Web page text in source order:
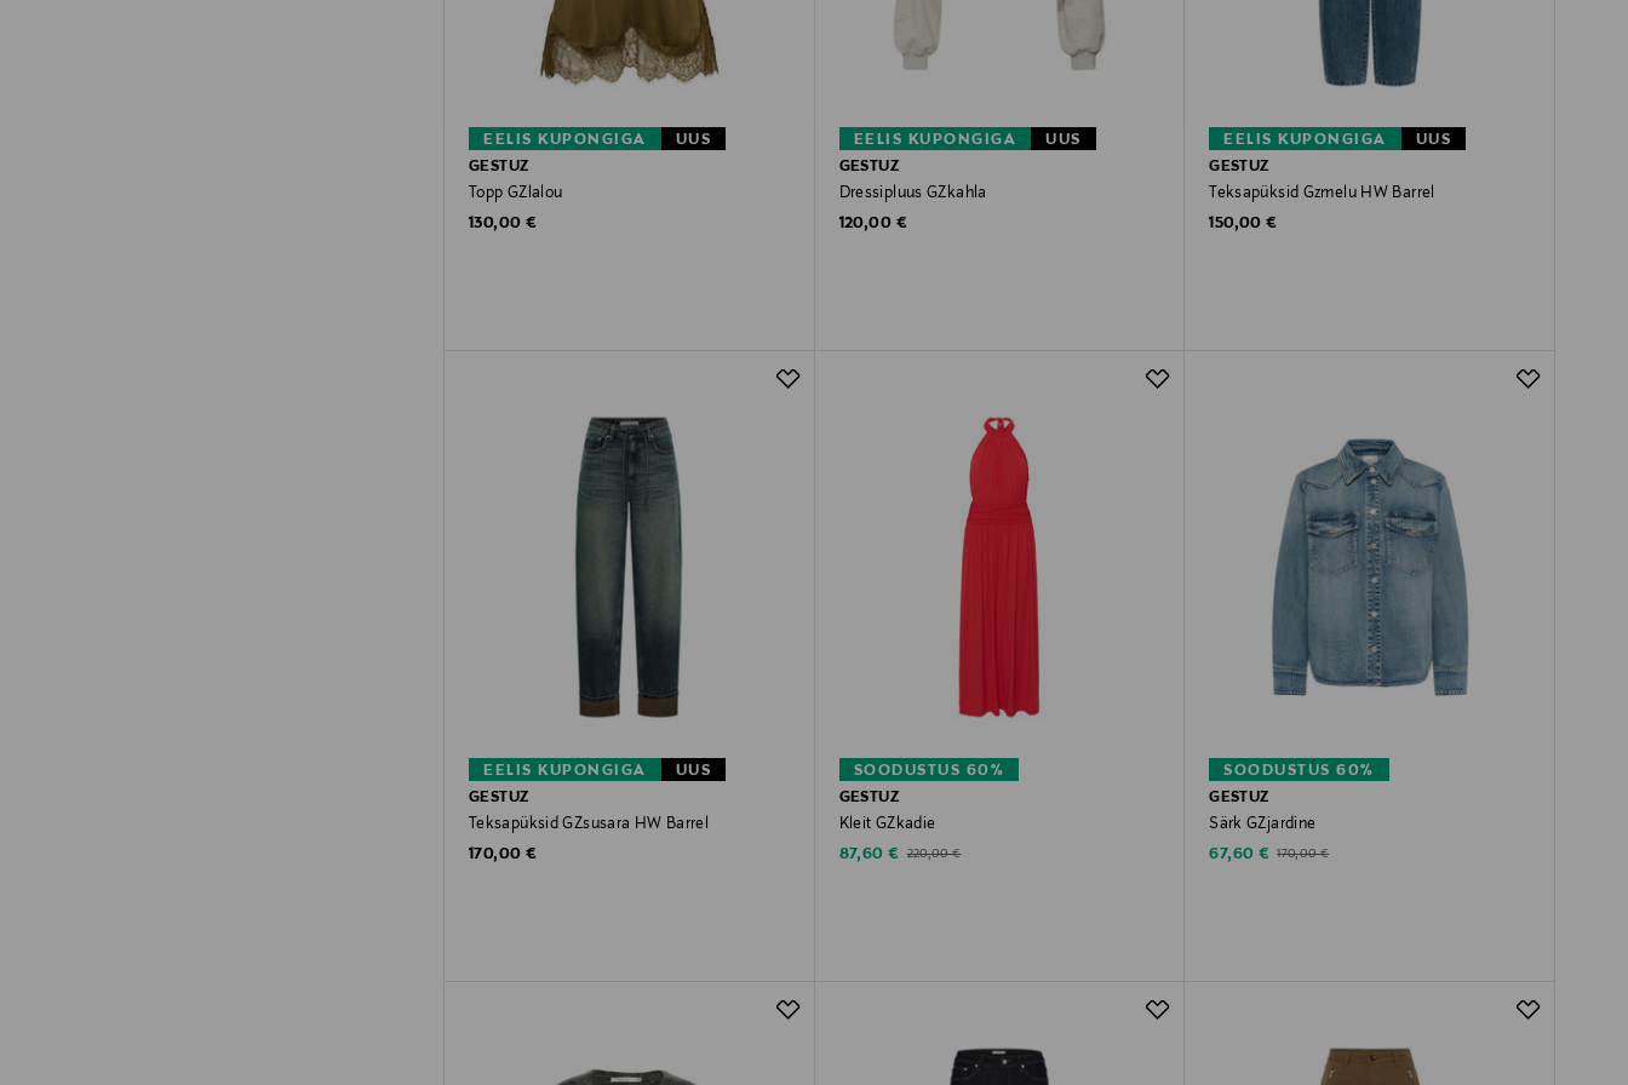
EELIS KUPONGIGA
UUS
GESTUZ
Topp GZlalou
Original Price
130,00 €
EELIS KUPONGIGA
UUS
GESTUZ
Dressipluus GZkahla
Original Price
120,00 €
EELIS KUPONGIGA
UUS
GESTUZ
Teksapüksid Gzmelu HW Barrel
Original Price
150,00 €
EELIS KUPONGIGA
UUS
GESTUZ
Teksapüksid GZsusara HW Barrel
Original Price
170,00 €
SOODUSTUS 60%
GESTUZ
Kleit GZkadie
Discounted Price
87,60 € Original Price
220,00 €
SOODUSTUS 60%
GESTUZ
Särk GZjardine
Discounted Price
67,60 € Original Price
170,00 €